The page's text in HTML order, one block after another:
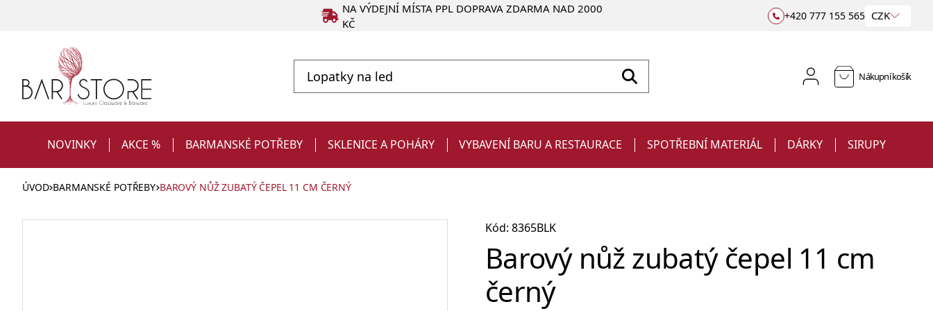
NA VÝDEJNÍ MÍSTA PPL DOPRAVA ZDARMA NAD 2000
KČ
+420 777 155 565 CZK
Nákupní košík
NOVINKY AKCE % BARMANSKÉ POTŘEBY SKLENICE A POHÁRY VYBAVENÍ BARU A RESTAURACE
Chladiče na víno a zásobníky
SPOTŘEBNÍ MATERIÁL DÁRKY SIRUPY
ÚVOD BARMANSKÉ POTŘEBY BAROVÝ NŮŽ ZUBATÝ ČEPEL 11 CM ČERNÝ
Kód: 8365BLK
Barový nůž zubatý čepel 11 cm
černý